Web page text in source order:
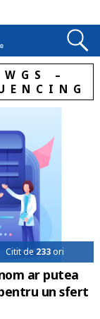
–
Citit de233ori
ar putea
un sfert